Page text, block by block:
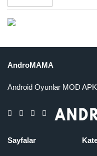
AndroMAMA
Android Oyunlar MOD
Sayfalar